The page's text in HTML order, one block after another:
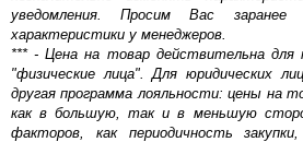
уведомления. Просим Вас заранее
характеристики у менеджеров.
*** - Цена на товар действительна для
"физические лица". Для юридических
другая программа лояльности: цены на
как в большую, так и в меньшую
факторов, как периодичность